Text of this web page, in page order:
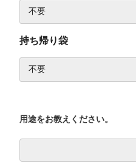
持ち帰り袋
用途をお教えください。